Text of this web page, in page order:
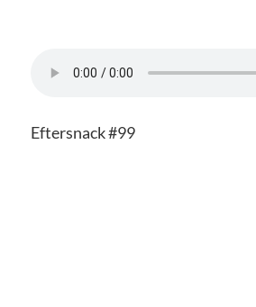
Eftersnack #99